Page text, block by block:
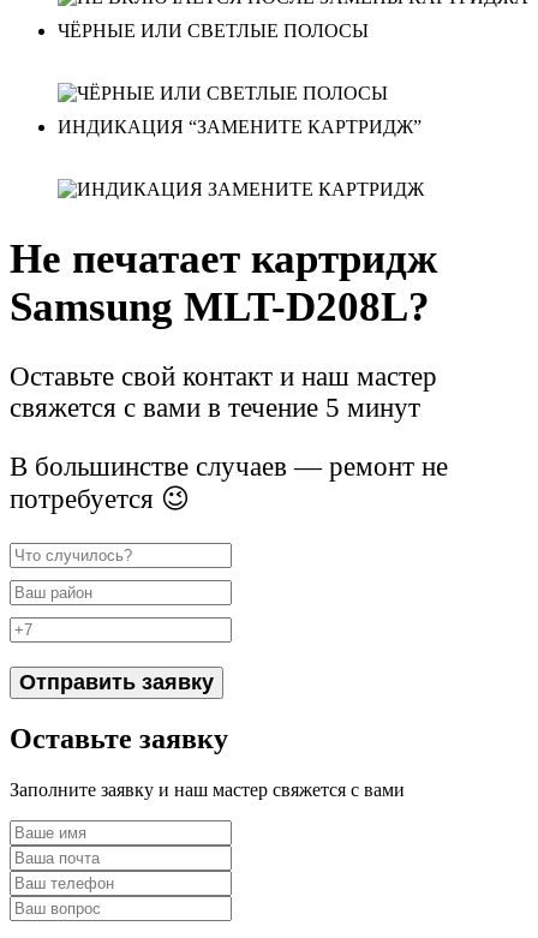
ЧЁРНЫЕ ИЛИ СВЕТЛЫЕ ПОЛОСЫ
ИНДИКАЦИЯ “ЗАМЕНИТЕ КАРТРИДЖ”
Не печатает картридж
Samsung MLT-D208L?
Оставьте свой контакт и наш мастер
свяжется с вами в течение 5 минут
В большинстве случаев — ремонт не
потребуется 😉
Отправить заявку
Оставьте заявку
Заполните заявку и наш мастер свяжется с вами